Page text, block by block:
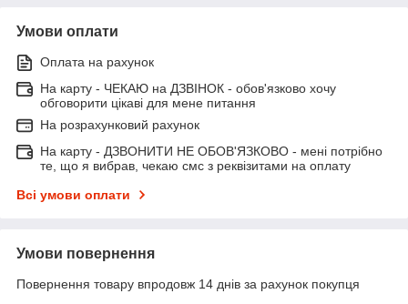
Умови оплати
Оплата на рахунок
На карту - ЧЕКАЮ на ДЗВІНОК - обов'язково хочу
обговорити цікаві для мене питання
На розрахунковий рахунок
На карту - ДЗВОНИТИ НЕ ОБОВ'ЯЗКОВО - мені потрібно
те, що я вибрав, чекаю смс з реквізитами на оплату
Всі умови оплати
Умови повернення
Повернення товару впродовж 14 днів за рахунок покупця